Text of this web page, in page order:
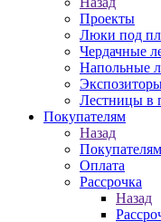
Проекты
Люки под
Чердачные
Напольные
Лестницы в
Покупателям
Назад
Покупателям
Оплата
Рассрочка
Назад